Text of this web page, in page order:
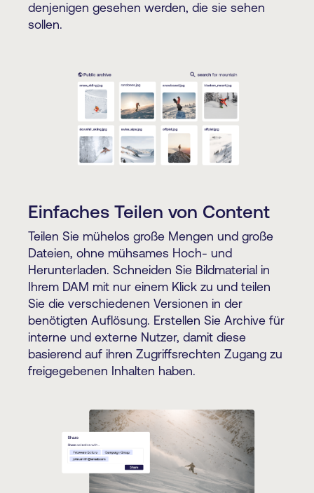
denjenigen gesehen werden, die sie sehen
sollen.
Einfaches Teilen von Content
Teilen Sie mühelos große Mengen und große
Dateien, ohne mühsames Hoch- und
Herunterladen. Schneiden Sie Bildmaterial in
Ihrem DAM mit nur einem Klick zu und teilen
Sie die verschiedenen Versionen in der
benötigten Auflösung. Erstellen Sie Archive für
interne und externe Nutzer, damit diese
basierend auf ihren Zugriffsrechten Zugang zu
freigegebenen Inhalten haben.